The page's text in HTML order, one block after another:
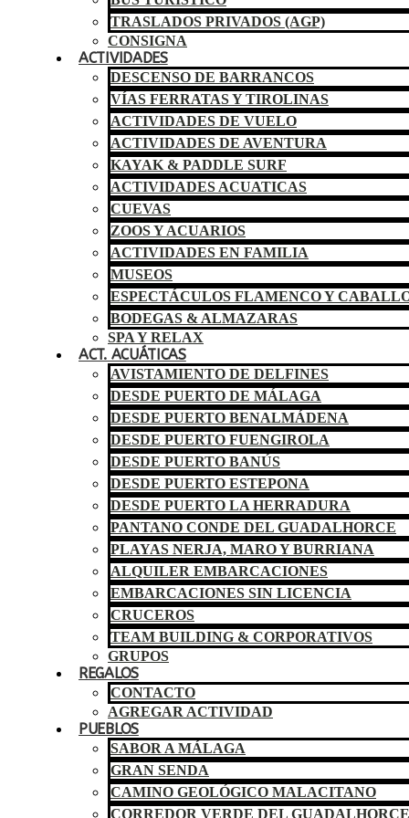
TRASLADOS PRIVADOS (AGP)
CONSIGNA
ACTIVIDADES
DESCENSO DE BARRANCOS
VÍAS FERRATAS Y TIROLINAS
ACTIVIDADES DE VUELO
ACTIVIDADES DE AVENTURA
KAYAK & PADDLE SURF
ACTIVIDADES ACUATICAS
CUEVAS
ZOOS Y ACUARIOS
ACTIVIDADES EN FAMILIA
MUSEOS
ESPECTÁCULOS FLAMENCO Y
BODEGAS & ALMAZARAS
SPA Y RELAX
ACT. ACUÁTICAS
AVISTAMIENTO DE DELFINES
DESDE PUERTO DE MÁLAGA
DESDE PUERTO BENALMÁDENA
DESDE PUERTO FUENGIROLA
DESDE PUERTO BANÚS
DESDE PUERTO ESTEPONA
DESDE PUERTO LA HERRADURA
PANTANO CONDE DEL GUADALHORCE
PLAYAS NERJA, MARO Y BURRIANA
ALQUILER EMBARCACIONES
EMBARCACIONES SIN LICENCIA
CRUCEROS
TEAM BUILDING & CORPORATIVOS
GRUPOS
REGALOS
CONTACTO
AGREGAR ACTIVIDAD
PUEBLOS
SABOR A MÁLAGA
GRAN SENDA
CAMINO GEOLÓGICO MALACITANO
CORREDOR VERDE DEL GUADALHORCE